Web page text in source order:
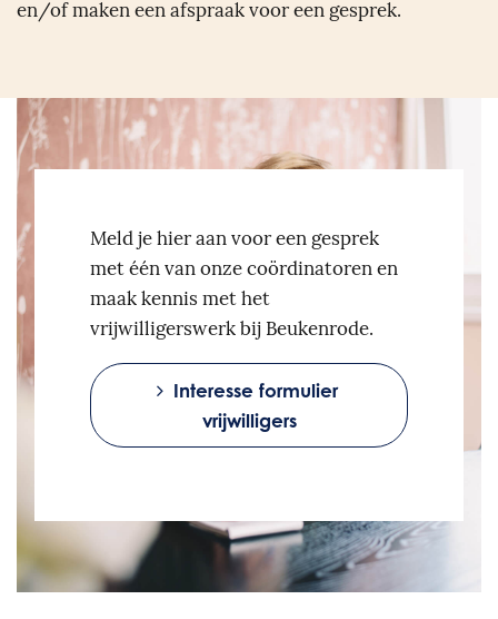
en/of maken een afspraak voor een gesprek.
Meld je hier aan voor een gesprek
met één van onze coördinatoren en
maak kennis met het
vrijwilligerswerk bij Beukenrode.
Interesse formulier
vrijwilligers